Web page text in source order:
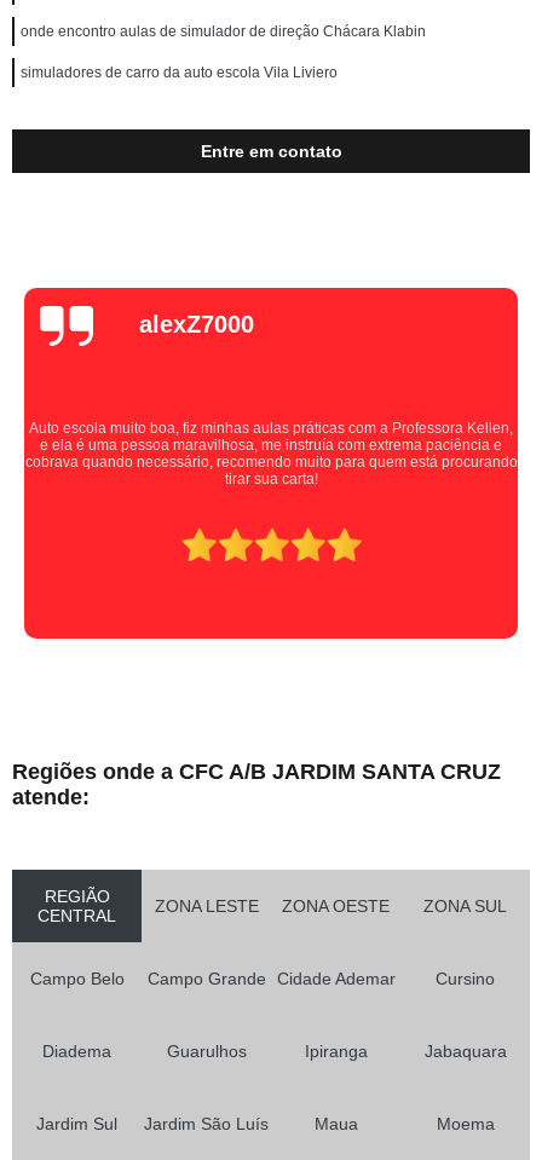
onde encontro aulas de simulador de direção Chácara Klabin
simuladores de carro da auto escola Vila Liviero
Entre em contato
alexZ7000
Auto escola muito boa, fiz minhas aulas práticas com a Professora Kellen,
e ela é uma pessoa maravilhosa, me instruía com extrema paciência e
cobrava quando necessário, recomendo muito para quem está procurando
tirar sua carta!
Regiões onde a CFC A/B JARDIM SANTA CRUZ
atende:
REGIÃO
CENTRAL
ZONA LESTE ZONA OESTE ZONA SUL
Campo Belo Campo Grande Cidade Ademar Cursino
Diadema Guarulhos Ipiranga Jabaquara
Jardim Sul Jardim São Luís Maua Moema